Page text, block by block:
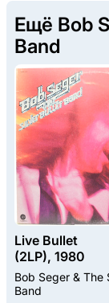
Ещё Bob
Band
Live Bullet
(2LP), 1980
Bob Seger & The
Band